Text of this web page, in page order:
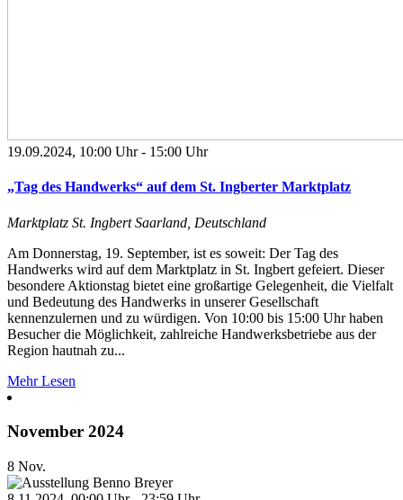
19.09.2024, 10:00 Uhr- 15:00 Uhr
„Tag des Handwerks“ auf dem St. Ingberter Marktplatz
Marktplatz St. IngbertSaarland, Deutschland
Am Donnerstag, 19. September, ist es soweit: Der Tag des
Handwerks wird auf dem Marktplatz in St. Ingbert gefeiert. Dieser
besondere Aktionstag bietet eine großartige Gelegenheit, die Vielfalt
und Bedeutung des Handwerks in unserer Gesellschaft
kennenzulernen und zu würdigen. Von 10:00 bis 15:00 Uhr haben
Besucher die Möglichkeit, zahlreiche Handwerksbetriebe aus der
Region hautnah zu...
Mehr Lesen
November 2024
8 Nov.